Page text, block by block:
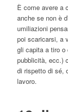
È come avere a
anche se non è
umiliazioni
poi scaricarsi, a
gli capita a tiro o
pubblicità, ecc.)
di rispetto di sé,
lavoro.